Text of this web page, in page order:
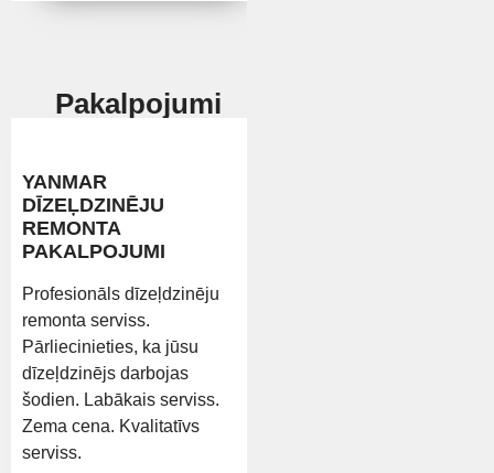
Pakalpojumi
YANMAR
DĪZEĻDZINĒJU
REMONTA
PAKALPOJUMI
Profesionāls dīzeļdzinēju
remonta serviss.
Pārliecinieties, ka jūsu
dīzeļdzinējs darbojas
šodien. Labākais serviss.
Zema cena. Kvalitatīvs
serviss.